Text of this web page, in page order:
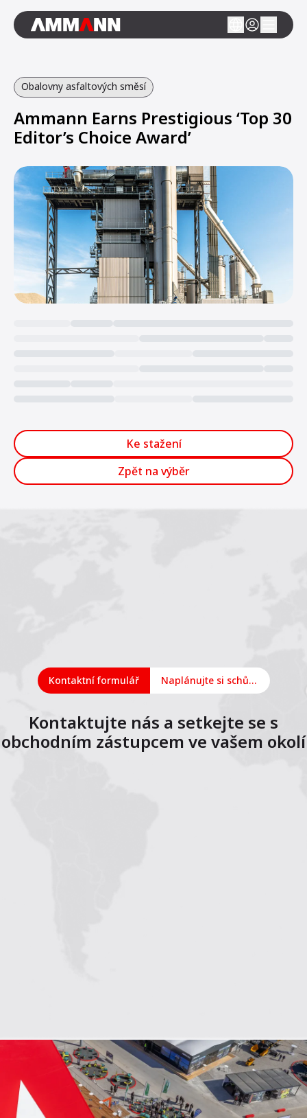
Obalovny asfaltových směsí
Ammann Earns Prestigious ‘Top 30
Editor’s Choice Award’
Ke stažení
Zpět na výběr
Kontaktní formulář Naplánujte si schůzku online
Kontaktujte nás a setkejte se s
obchodním zástupcem ve vašem okolí